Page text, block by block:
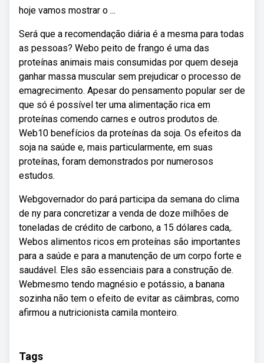
hoje vamos mostrar o ...
Será que a recomendação diária é a mesma para todas
as pessoas? Webo peito de frango é uma das
proteínas animais mais consumidas por quem deseja
ganhar massa muscular sem prejudicar o processo de
emagrecimento. Apesar do pensamento popular ser de
que só é possível ter uma alimentação rica em
proteínas comendo carnes e outros produtos de.
Web10 benefícios da proteínas da soja. Os efeitos da
soja na saúde e, mais particularmente, em suas
proteínas, foram demonstrados por numerosos
estudos.
Webgovernador do pará participa da semana do clima
de ny para concretizar a venda de doze milhões de
toneladas de crédito de carbono, a 15 dólares cada,.
Webos alimentos ricos em proteínas são importantes
para a saúde e para a manutenção de um corpo forte e
saudável. Eles são essenciais para a construção de.
Webmesmo tendo magnésio e potássio, a banana
sozinha não tem o efeito de evitar as câimbras, como
afirmou a nutricionista camila monteiro.
Tags